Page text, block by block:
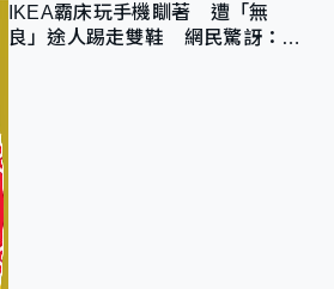
IKEA霸床玩手機瞓著 遭「無
良」途人踢走雙鞋 網民驚訝：冇